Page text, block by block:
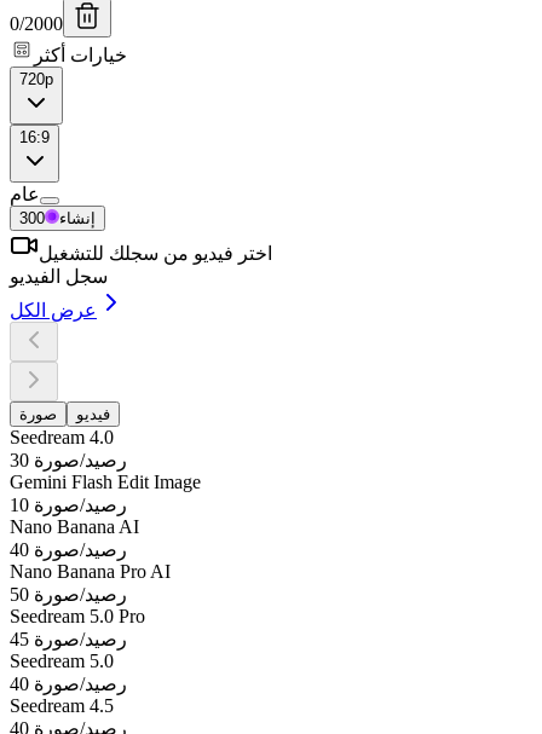
0/2000
خيارات أكثر
720p
16:9
عام
إنشاء 300
اختر فيديو من سجلك للتشغيل
سجل الفيديو
عرض الكل
صورة فيديو
Seedream 4.0
30 رصيد/صورة
Gemini Flash Edit Image
10 رصيد/صورة
Nano Banana AI
40 رصيد/صورة
Nano Banana Pro AI
50 رصيد/صورة
Seedream 5.0 Pro
45 رصيد/صورة
Seedream 5.0
40 رصيد/صورة
Seedream 4.5
40 رصيد/صورة